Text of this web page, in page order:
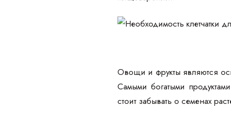
Овощи и фрукты являются
Самыми богатыми
стоит забывать о семенах